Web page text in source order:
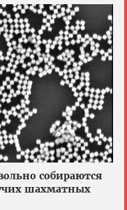
собираются
шахматных